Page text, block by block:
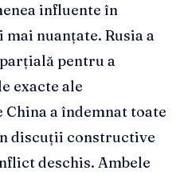
influente în
nuanțate. Rusia a
pentru a
exacte ale
a îndemnat toate
discuții constructive
deschis. Ambele